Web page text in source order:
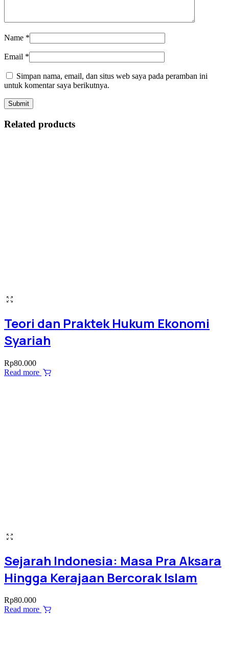
Name *
Email *
Simpan nama, email, dan situs web saya pada peramban ini
untuk komentar saya berikutnya.
Related products
Teori dan Praktek Hukum Ekonomi
Syariah
Rp80.000
Read more
Sejarah Indonesia: Masa Pra Aksara
Hingga Kerajaan Bercorak Islam
Rp80.000
Read more